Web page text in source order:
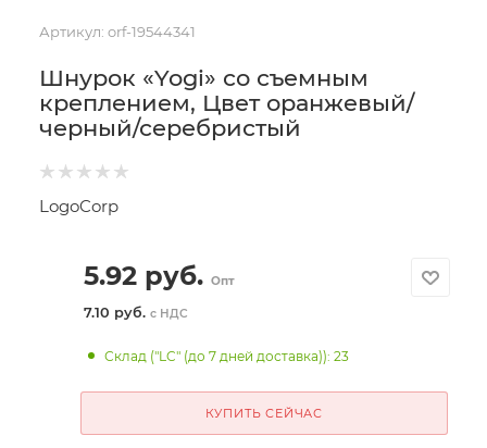
Артикул: orf-19544341
Шнурок «Yogi» со съемным
креплением, Цвет оранжевый/
черный/серебристый
LogoCorp
5.92руб. Опт
7.10 руб. с НДС
Склад ("LC" (до 7 дней доставка)): 23
КУПИТЬ СЕЙЧАС